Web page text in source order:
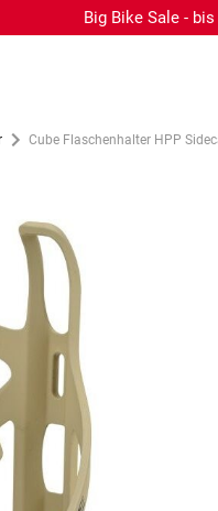
Big Bike Sale - bis
Cube Flaschenhalter HPP